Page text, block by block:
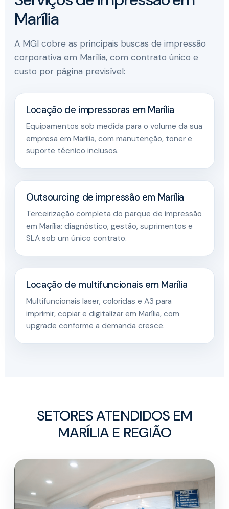
Marília
A MGI cobre as principais buscas de impressão
corporativa em Marília, com contrato único e
custo por página previsível:
Locação de impressoras em Marília
Equipamentos sob medida para o volume da sua
empresa em Marília, com manutenção, toner e
suporte técnico inclusos.
Outsourcing de impressão em Marília
Terceirização completa do parque de impressão
em Marília: diagnóstico, gestão, suprimentos e
SLA sob um único contrato.
Locação de multifuncionais em Marília
Multifuncionais laser, coloridas e A3 para
imprimir, copiar e digitalizar em Marília, com
upgrade conforme a demanda cresce.
SETORES ATENDIDOS EM
MARÍLIA E REGIÃO